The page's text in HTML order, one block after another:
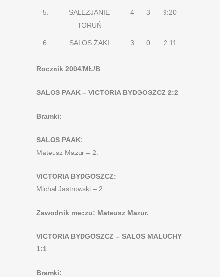
5.
SALEZJANIE
TORUŃ
4 3 9:20
6. SALOS ŻAKI 3 0 2:11
Rocznik 2004/MŁ/B
SALOS PAAK – VICTORIA BYDGOSZCZ 2:2
Bramki:
SALOS PAAK:
Mateusz Mazur – 2.
VICTORIA BYDGOSZCZ:
Michał Jastrowski – 2.
Zawodnik meczu: Mateusz Mazur.
VICTORIA BYDGOSZCZ – SALOS MALUCHY
1:1
Bramki: